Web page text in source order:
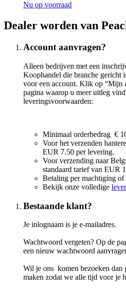
Nu op voorraad
Dealer worden van
Account aanvragen?
Alleen bedrijven met een
Koophandel die branche gericht
voor een account. Klik op “Mijn
pagina waarop u meer uitleg
leveringsvoorwaarden:
Minimaal orderbedrag €
Voor het verzenden
EUR 7.50 per levering.
Voor verzending naar
standaard tarief van EUR
Betaling per machtiging
Bekijk onze volledige
Bestaande klant?
Je inlognaam is je e-mailadres.
Wachtwoord vergeten? Op de
een nieuw wachtwoord
Wil je ons komen bezoeken dan
maken zodat we alle tijd voor je